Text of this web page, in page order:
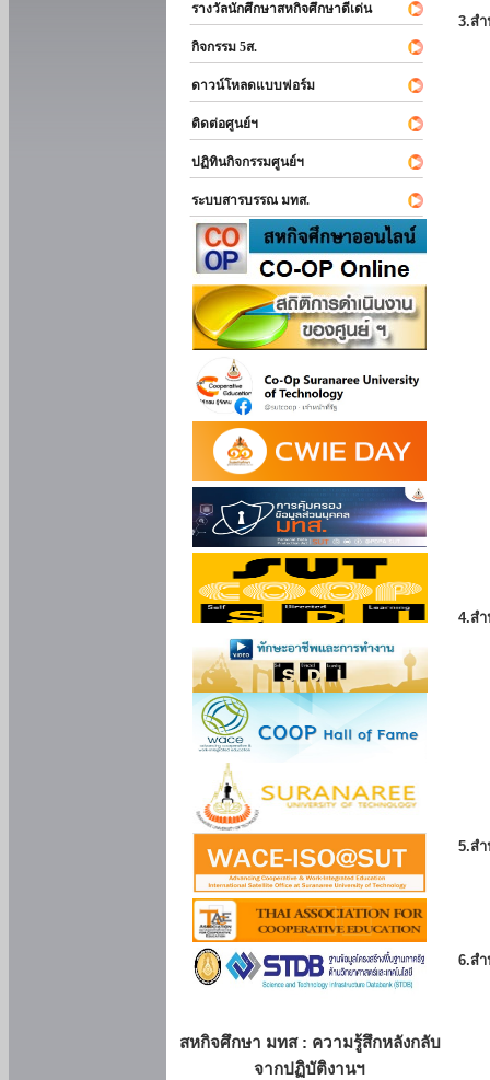
รางวัลนักศึกษาสหกิจศึกษาดีเด่น
กิจกรรม 5ส.
ดาวน์โหลดแบบฟอร์ม
ติดต่อศูนย์ฯ
ปฏิทินกิจกรรมศูนย์ฯ
ระบบสารบรรณ มทส.
สหกิจศึกษา มทส : ความรู้สึกหลังกลับ
จากปฏิบัติงานฯ
3.ส
4.ส
5.ส
6.ส